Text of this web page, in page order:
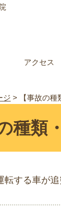
アクセス
ジ > 【事故の
種類
転する車が